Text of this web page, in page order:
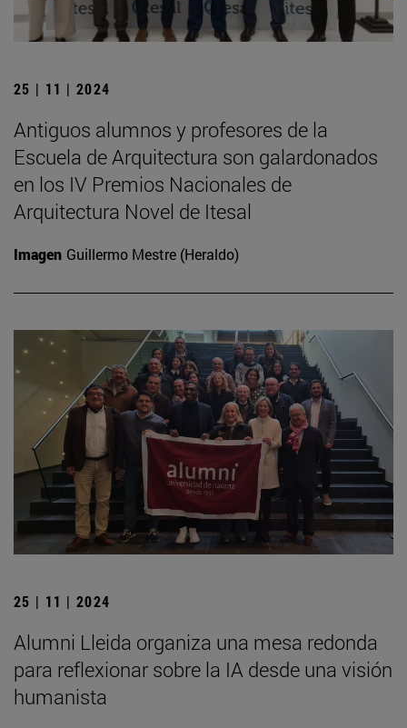
25 | 11 | 2024
Antiguos alumnos y profesores de la
Escuela de Arquitectura son galardonados
en los IV Premios Nacionales de
Arquitectura Novel de Itesal
Imagen Guillermo Mestre (Heraldo)
25 | 11 | 2024
Alumni Lleida organiza una mesa redonda
para reflexionar sobre la IA desde una visión
humanista